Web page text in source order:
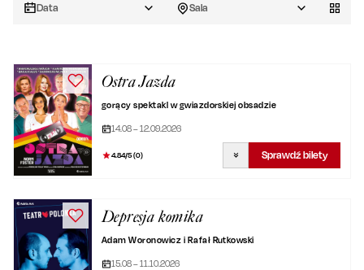
Data Sala
Ostra Jazda
gorący spektakl w gwiazdorskiej obsadzie
14.08 – 12.09.2026
4.84/5 (0) Sprawdź bilety
Depresja komika
Adam Woronowicz i Rafał Rutkowski
15.08 – 11.10.2026